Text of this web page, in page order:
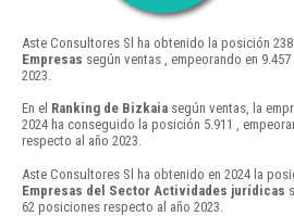
Aste Consultores Sl ha obtenido la posición
Empresas según ventas , empeorando en
2023.
En el Ranking de Bizkaia según ventas, la
2024 ha conseguido la posición 5.911 ,
respecto al año 2023.
Aste Consultores Sl ha obtenido en 2024 la
Empresas del Sector Actividades jurídicas
62 posiciones respecto al año 2023.